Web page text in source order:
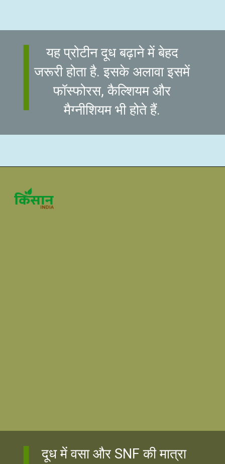
यह प्रोटीन दूध बढ़ाने में बेहद
जरूरी होता है. इसके अलावा इसमें
फॉस्फोरस, कैल्शियम और
दूध में वसा और SNF की मात्रा